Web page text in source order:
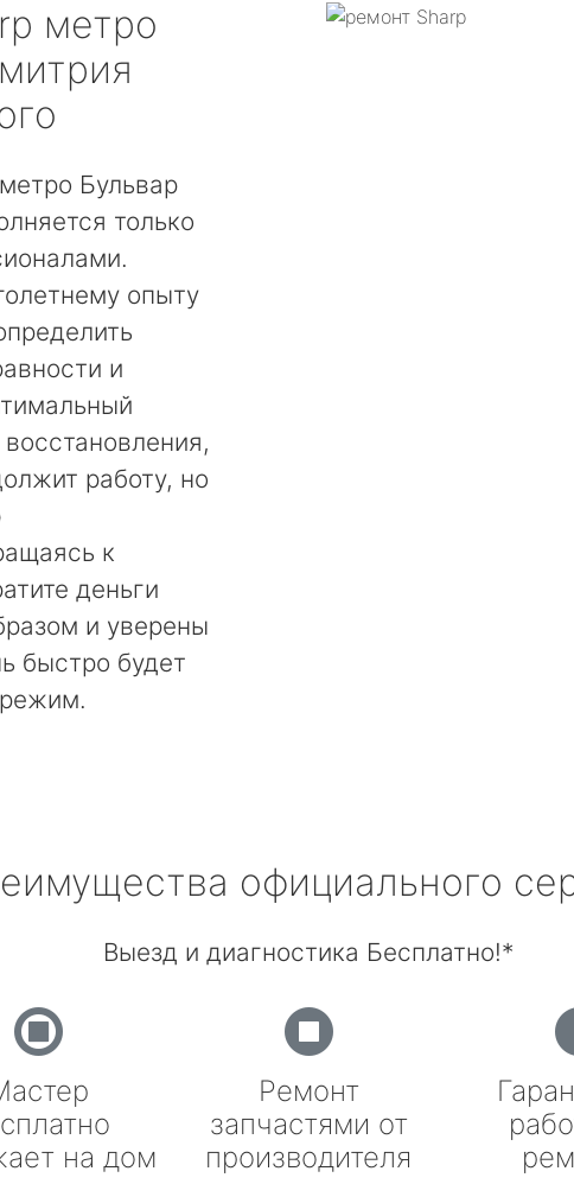
метро
Бульвар
только
опыту
и
работу, но
к
деньги
и уверены
быстро будет
официального
Выезд и диагностика Бесплатно!*
на дом
Ремонт
запчастями от
производителя